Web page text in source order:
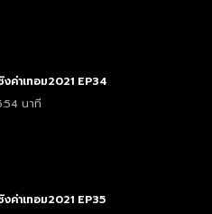
งค่าเทอม2021 EP34
นาที
งค่าเทอม2021 EP35